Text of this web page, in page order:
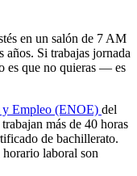
en un salón de 7 AM
años. Si trabajas jornada
es que no quieras — es
y Empleo (ENOE) del
trabajan más de 40 horas
de bachillerato.
horario laboral son